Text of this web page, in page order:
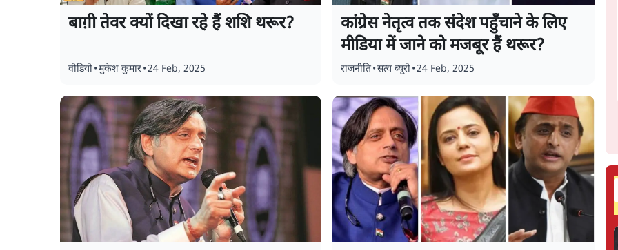
बाग़ी तेवर क्यों दिखा रहे हैं शशि थरूर?
वीडियो•मुकेश कुमार•24 Feb, 2025
कांग्रेस नेतृत्व तक संदेश पहुँचाने के लिए
मीडिया में जाने को मजबूर हैं थरूर?
राजनीति•सत्य ब्यूरो•24 Feb, 2025